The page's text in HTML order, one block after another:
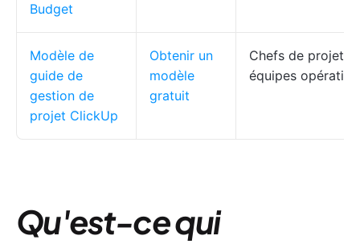
Budget
Modèle de
guide de
gestion de
projet ClickUp
Obtenir un
modèle
gratuit
Chefs de projet,
équipes
Qu'est-ce qui